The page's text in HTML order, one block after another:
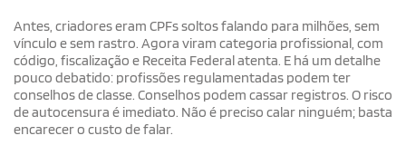
Antes, criadores eram CPFs soltos falando para milhões, sem
vínculo e sem rastro. Agora viram categoria profissional, com
código, fiscalização e Receita Federal atenta. E há um detalhe
pouco debatido: profissões regulamentadas podem ter
conselhos de classe. Conselhos podem cassar registros. O risco
de autocensura é imediato. Não é preciso calar ninguém; basta
encarecer o custo de falar.